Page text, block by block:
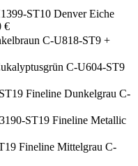
Denver Eiche
€
C-U818-ST9 +
C-U604-ST9
Fineline Dunkelgrau C-
Fineline Metallic
Fineline Mittelgrau C-